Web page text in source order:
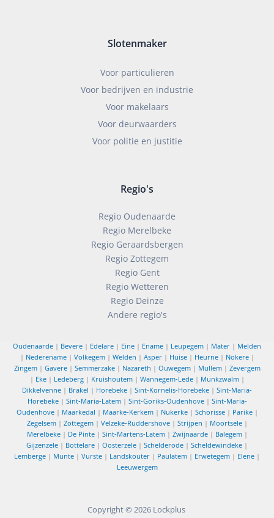
Slotenmaker
Voor particulieren
Voor bedrijven en industrie
Voor makelaars
Voor deurwaarders
Voor politie en justitie
Regio's
Regio Oudenaarde
Regio Merelbeke
Regio Geraardsbergen
Regio Zottegem
Regio Gent
Regio Wetteren
Regio Deinze
Andere regio's
Oudenaarde | Bevere | Edelare | Eine | Ename | Leupegem | Mater | Melden
| Nederename| Volkegem| Welden | Asper| Huise| Heurne| Nokere|
Zingem| Gavere| Semmerzake| Nazareth | Ouwegem| Mullem| Zevergem
| Eke| Ledeberg| Kruishoutem| Wannegem-Lede| Munkzwalm|
Dikkelvenne | Brakel | Horebeke | Sint-Kornelis-Horebeke | Sint-Maria-
Horebeke| Sint-Maria-Latem| Sint-Goriks-Oudenhove| Sint-Maria-
Oudenhove| Maarkedal | Maarke-Kerkem| Nukerke| Schorisse| Parike|
Zegelsem| Zottegem| Velzeke-Ruddershove| Strijpen | Moortsele|
Merelbeke| De Pinte| Sint-Martens-Latem| Zwijnaarde| Balegem|
Gijzenzele | Bottelare | Oosterzele | Schelderode | Scheldewindeke |
Lemberge | Munte | Vurste | Landskouter | Paulatem | Erwetegem | Elene |
Leeuwergem
Copyright © 2026 Lockplus